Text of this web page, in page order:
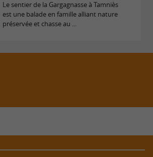
Le sentier de la Gargagnasse à Tamniès
est une balade en famille alliant nature
préservée et chasse au ...